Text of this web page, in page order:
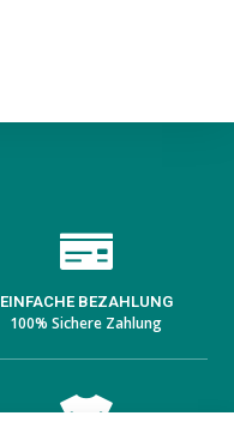
EINFACHE BEZAHLUNG
100% Sichere Zahlung